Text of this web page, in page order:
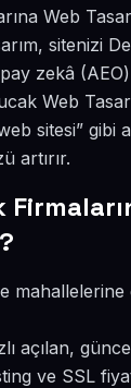
Web
sitenizi
zekâ
Web
sitesi” gibi
artırır.
mahallelerine
açılan,
ve SSL